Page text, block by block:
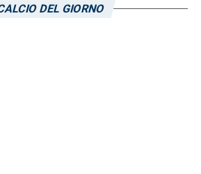
nelle varie situazioni, ora
DEL GIORNO